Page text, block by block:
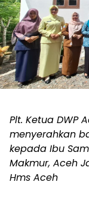
Plt. Ketua DWP
menyerahkan
kepada Ibu
Makmur, Aceh
Hms Aceh